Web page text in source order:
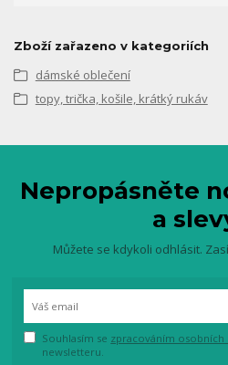
Zboží zařazeno v kategoriích
dámské oblečení
topy, trička, košile, krátký rukáv
Nepropásněte
a
Můžete se kdykoli odhlásit.
Souhlasím se zpracováním osobních
newsletteru.